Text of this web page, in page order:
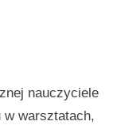
nauczyciele
w warsztatach,